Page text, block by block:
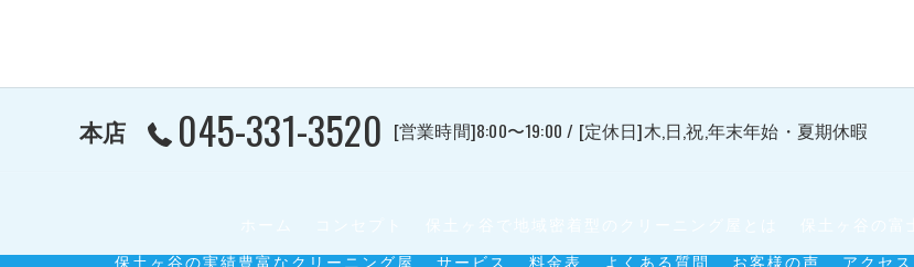
本店 045-331-3520 [営業時間]8:00〜19:00 / [定休日]木,日,祝,年末年始・夏期休暇
保土ヶ谷の実績豊富なクリーニング屋
サービス 料金表 よくある質問 お客様の声 アクセス